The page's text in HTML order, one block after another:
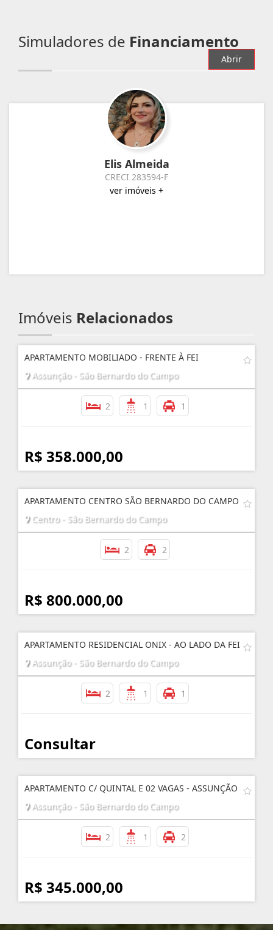
Simuladores de Financiamento
Abrir
Elis Almeida
CRECI 283594-F
ver imóveis +
Imóveis Relacionados
APARTAMENTO MOBILIADO - FRENTE À FEI
Assunção - São Bernardo do Campo
2 1 1
R$ 358.000,00
APARTAMENTO CENTRO SÃO BERNARDO DO CAMPO
Centro - São Bernardo do Campo
2 2
R$ 800.000,00
APARTAMENTO RESIDENCIAL ONIX - AO LADO DA FEI
Assunção - São Bernardo do Campo
2 1 1
Consultar
APARTAMENTO C/ QUINTAL E 02 VAGAS - ASSUNÇÃO
Assunção - São Bernardo do Campo
2 1 2
R$ 345.000,00